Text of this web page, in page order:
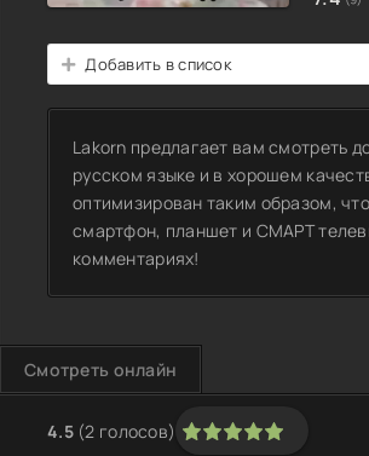
Добавить в список
Lakorn предлагает вам смотреть
русском языке и в хорошем
оптимизирован таким образом,
смартфон, планшет и СМАРТ
комментариях!
Смотреть онлайн
4.5(2 голосов)
1 2 3 4 5